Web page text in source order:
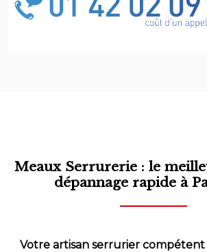
Meaux Serrurerie : le
dépannage rapide à
Votre artisan serrurier compétent